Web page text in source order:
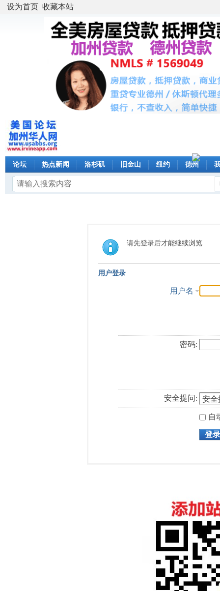
设为首页 收藏本站
论坛 热点新闻 洛杉矶 旧金山 纽约 德州
请先登录后才能继续浏览
用户登录
用户名
密码:
安全提问:
自
登录